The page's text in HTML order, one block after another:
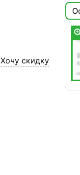
Хочу скидку